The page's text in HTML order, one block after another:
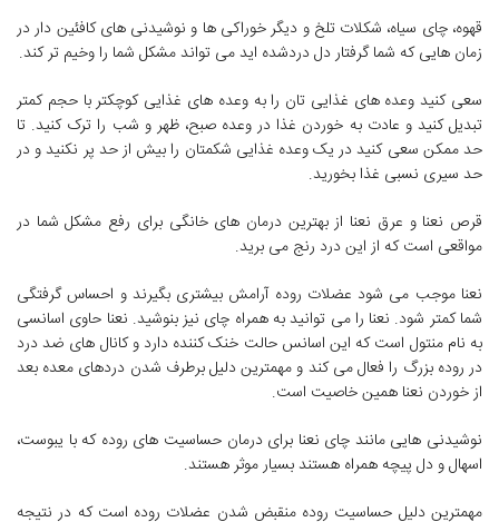
قهوه، چای سیاه، شکلات تلخ و دیگر خوراکی ها و نوشیدنی های کافئین دار در
زمان هایی که شما گرفتار دل دردشده اید می تواند مشکل شما را وخیم تر کند.
سعی کنید وعده های غذایی تان را به وعده های غذایی کوچکتر با حجم کمتر
تبدیل کنید و عادت به خوردن غذا در وعده صبح، ظهر و شب را ترک کنید. تا
حد ممکن سعی کنید در یک وعده غذایی شکمتان را بیش از حد پر نکنید و در
حد سیری نسبی غذا بخورید.
قرص نعنا و عرق نعنا از بهترین درمان های خانگی برای رفع مشکل شما در
مواقعی است که از این درد رنج می برید.
نعنا موجب می شود عضلات روده آرامش بیشتری بگیرند و احساس گرفتگی
شما کمتر شود. نعنا را می توانید به همراه چای نیز بنوشید. نعنا حاوی اسانسی
به نام منتول است که این اسانس حالت خنک کننده دارد و کانال های ضد درد
در روده بزرگ را فعال می کند و مهمترین دلیل برطرف شدن دردهای معده بعد
از خوردن نعنا همین خاصیت است.
نوشیدنی هایی مانند چای نعنا برای درمان حساسیت های روده که با یبوست،
اسهال و دل پیچه همراه هستند بسیار موثر هستند.
مهمترین دلیل حساسیت روده منقبض شدن عضلات روده است که در نتیجه